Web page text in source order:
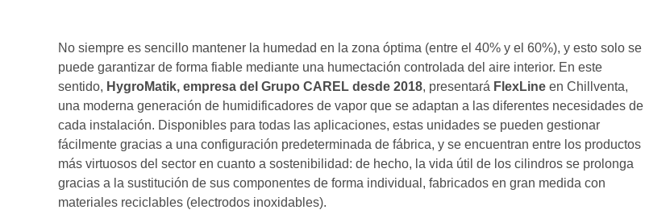
No siempre es sencillo mantener la humedad en la zona óptima (entre el 40% y el 60%), y esto solo se
puede garantizar de forma fiable mediante una humectación controlada del aire interior. En este
sentido, HygroMatik, empresa del Grupo CAREL desde 2018, presentará FlexLine en Chillventa,
una moderna generación de humidificadores de vapor que se adaptan a las diferentes necesidades de
cada instalación. Disponibles para todas las aplicaciones, estas unidades se pueden gestionar
fácilmente gracias a una configuración predeterminada de fábrica, y se encuentran entre los productos
más virtuosos del sector en cuanto a sostenibilidad: de hecho, la vida útil de los cilindros se prolonga
gracias a la sustitución de sus componentes de forma individual, fabricados en gran medida con
materiales reciclables (electrodos inoxidables).